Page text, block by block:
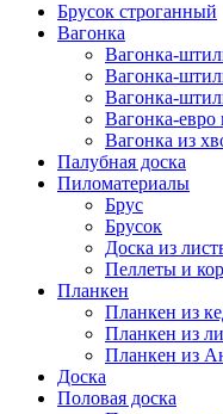
Брусок строганный
Вагонка
Вагонка-
Вагонка-
Вагонка-
Вагонка-евро
Вагонка из
Палубная доска
Пиломатериалы
Брус
Брусок
Доска из
Пеллеты и
Планкен
Планкен из
Планкен из
Планкен из
Доска
Половая доска